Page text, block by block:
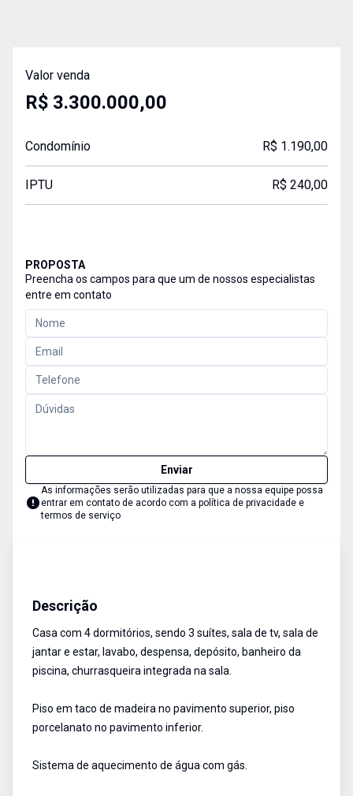
Valor venda
R$ 3.300.000,00
Condomínio R$ 1.190,00
IPTU R$ 240,00
PROPOSTA
Preencha os campos para que um de nossos especialistas
entre em contato
Enviar
As informações serão utilizadas para que a nossa equipe possa
entrar em contato de acordo com a política de privacidade e
termos de serviço
Descrição
Casa com 4 dormitórios, sendo 3 suítes, sala de tv, sala de
jantar e estar, lavabo, despensa, depósito, banheiro da
piscina, churrasqueira integrada na sala.
Piso em taco de madeira no pavimento superior, piso
porcelanato no pavimento inferior.
Sistema de aquecimento de água com gás.